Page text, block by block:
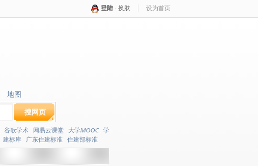
登陆 换肤 设为首页
地图
地图
搜网页
谷歌学术 网易云课堂 大学MOOC 学
建标库 广东住建标准 住建部标准